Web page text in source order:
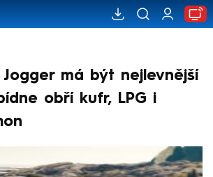
Jogger má být nejlevnější
obří kufr, LPG i